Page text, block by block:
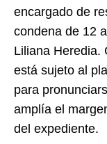
encargado de
condena de 12
Liliana Heredia.
está sujeto al
para
amplía el
del expediente.